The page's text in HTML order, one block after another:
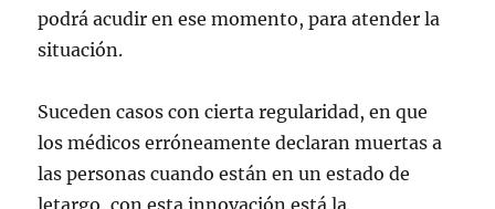
podrá acudir en ese momento, para atender la
situación.
Suceden casos con cierta regularidad, en que
los médicos erróneamente declaran muertas a
las personas cuando están en un estado de
letargo, con esta innovación está la